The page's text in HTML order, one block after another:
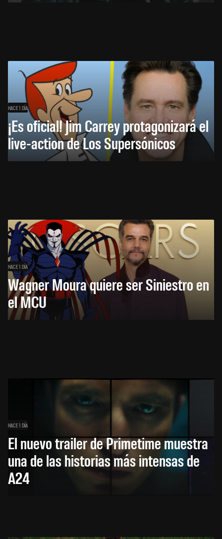
HACE 1 DÍA
¡Es oficial! Jim Carrey protagonizará el
live-action de Los Supersónicos
HACE 1 DÍA
Wagner Moura quiere ser Siniestro en
el MCU
HACE 1 DÍA
El nuevo trailer de Primetime muestra
una de las historias más intensas de
A24